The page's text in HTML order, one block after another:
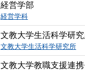
経営学部
経営学科
文教大学生活科学研
文教大学生活科学研究所
文教大学教職支援連